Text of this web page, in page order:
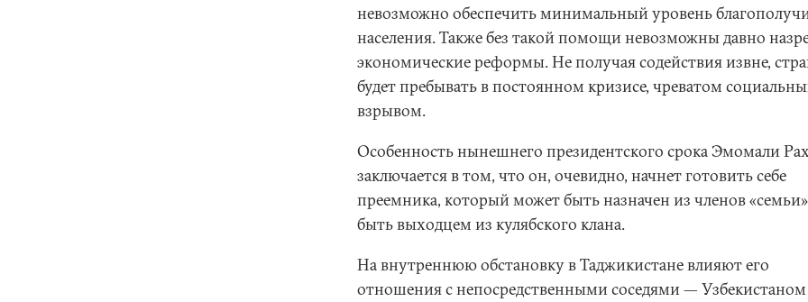
невозможно обеспечить минимальный уровень
населения. Также без такой помощи невозможны давно
экономические реформы. Не получая содействия извне,
будет пребывать в постоянном кризисе, чреватом
взрывом.
Особенность нынешнего президентского срока Эмомали
заключается в том, что он, очевидно, начнет готовить себе
преемника, который может быть назначен из членов
быть выходцем из кулябского клана.
На внутреннюю обстановку в Таджикистане влияют его
отношения с непосредственными соседями —